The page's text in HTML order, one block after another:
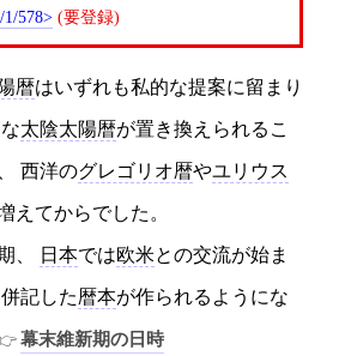
1/578 (要登録)
暦はいずれも私的な提案に留まり
太陰太陽暦が置き換えられるこ
西洋のグレゴリオ暦やユリウス
えてからでした。
、 日本では欧米との交流が始ま
記した暦本が作られるようにな
幕末維新期の日時